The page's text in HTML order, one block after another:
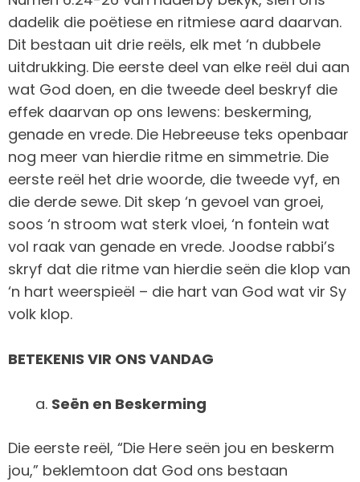
dadelik die poëtiese en ritmiese aard daarvan.
Dit bestaan uit drie reëls, elk met ‘n dubbele
uitdrukking. Die eerste deel van elke reël dui aan
wat God doen, en die tweede deel beskryf die
effek daarvan op ons lewens: beskerming,
genade en vrede. Die Hebreeuse teks openbaar
nog meer van hierdie ritme en simmetrie. Die
eerste reël het drie woorde, die tweede vyf, en
die derde sewe. Dit skep ‘n gevoel van groei,
soos ‘n stroom wat sterk vloei, ‘n fontein wat
vol raak van genade en vrede. Joodse rabbi’s
skryf dat die ritme van hierdie seën die klop van
‘n hart weerspieël – die hart van God wat vir Sy
volk klop.
BETEKENIS VIR ONS VANDAG
Seën en Beskerming
Die eerste reël, “Die Here seën jou en beskerm
jou,” beklemtoon dat God ons bestaan